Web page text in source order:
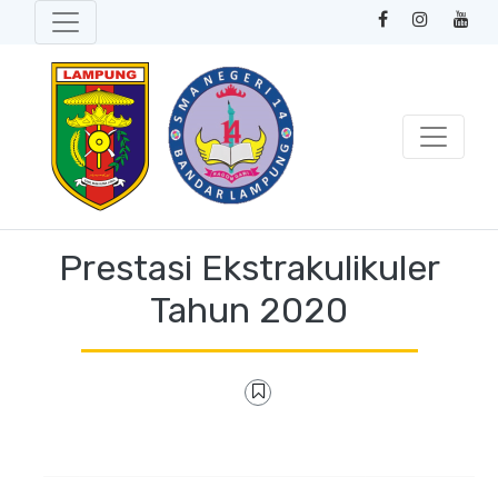
Prestasi Ekstrakulikuler
Tahun 2020